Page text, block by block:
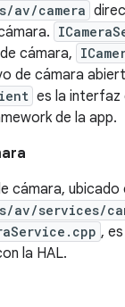
av/camera
cámara,
de cámara
es la interfaz
de la app.
cámara, ubicado
av/services/
,
la HAL.